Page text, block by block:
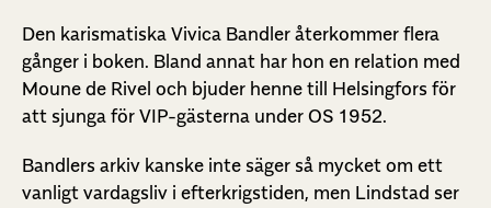
Den karismatiska Vivica Bandler återkommer flera
gånger i boken. Bland annat har hon en relation med
Moune de Rivel och bjuder henne till Helsingfors för
att sjunga för VIP-gästerna under OS 1952.
Bandlers arkiv kanske inte säger så mycket om ett
vanligt vardagsliv i efterkrigstiden, men Lindstad ser